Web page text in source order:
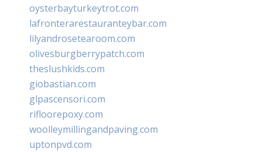
oysterbayturkeytrot.com
lafronterarestauranteybar.com
lilyandrosetearoom.com
olivesburgberrypatch.com
theslushkids.com
giobastian.com
glpascensori.com
rifloorepoxy.com
woolleymillingandpaving.com
uptonpvd.com